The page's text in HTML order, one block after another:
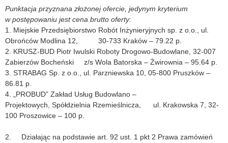
Punktacja przyznana złożonej ofercie, jedynym kryterium
w postępowaniu jest cena brutto oferty:
1. Miejskie Przedsiębiorstwo Robót Inżynieryjnych sp. z o.o., ul.
Obrońców Modlina 12, 30-733 Kraków – 79.22 p.
2. KRUSZ-BUD Piotr Iwulski Roboty Drogowo-Budowlane, 32-007
Zabierzów Bocheński z/s Wola Batorska – Żwirownia – 95.64 p.
3. STRABAG Sp. z o.o., ul. Parzniewska 10, 05-800 Pruszków –
86.81 p.
4. „PROBUD” Zakład Usług Budowlano –
Projektowych, Spółdzielnia Rzemieślnicza, ul. Krakowska 7, 32-
100 Proszowice – 100 p.
2. Działając na podstawie art. 92 ust. 1 pkt 2 Prawa zamówień